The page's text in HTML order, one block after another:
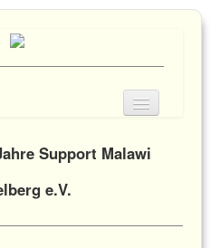
Support Malawi
e.V.